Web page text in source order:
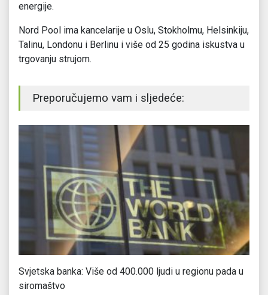
energije.
Nord Pool ima kancelarije u Oslu, Stokholmu, Helsinkiju,
Talinu, Londonu i Berlinu i više od 25 godina iskustva u
trgovanju strujom.
Preporučujemo vam i sljedeće:
Svjetska banka: Više od 400.000 ljudi u regionu pada u
siromaštvo